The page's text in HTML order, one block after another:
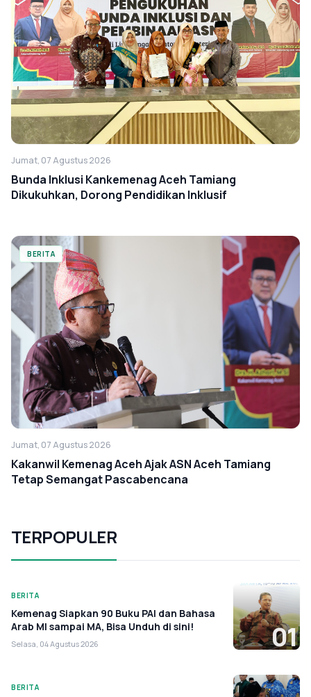
Jumat, 07 Agustus 2026
Bunda Inklusi Kankemenag Aceh Tamiang
Dikukuhkan, Dorong Pendidikan Inklusif
BERITA
Jumat, 07 Agustus 2026
Kakanwil Kemenag Aceh Ajak ASN Aceh Tamiang
Tetap Semangat Pascabencana
TERPOPULER
BERITA
Kemenag Siapkan 90 Buku PAI dan Bahasa
Arab MI sampai MA, Bisa Unduh di sini!
Selasa, 04 Agustus 2026 01
BERITA